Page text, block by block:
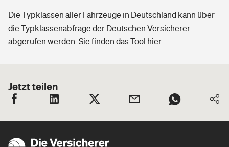
Die Typklassen aller Fahrzeuge in Deutschland kann über
die Typklassenabfrage der Deutschen Versicherer
abgerufen werden. Sie finden das Tool hier.
Jetzt teilen